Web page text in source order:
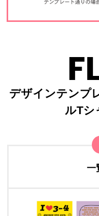
デザインテンプ
ルTシ
一